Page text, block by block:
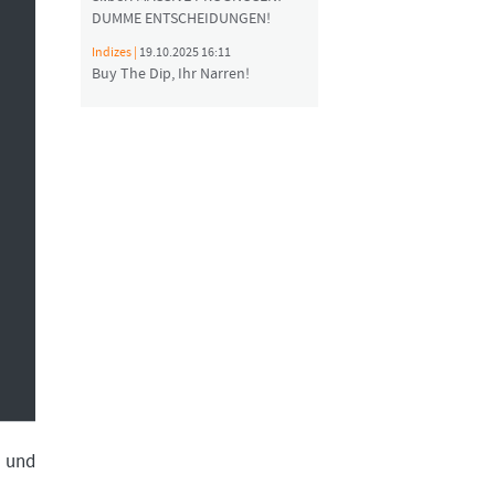
DUMME ENTSCHEIDUNGEN!
Indizes | 19.10.2025 16:11
Buy The Dip, Ihr Narren!